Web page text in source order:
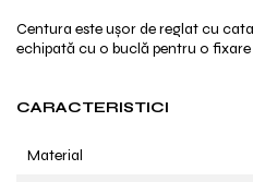
Centura este ușor de reglat cu
echipată cu o buclă pentru o
CARACTERISTICI
Material